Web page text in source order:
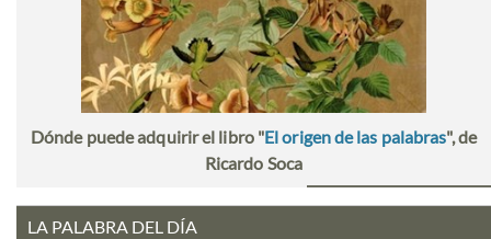
Dónde puede adquirir el libro "El origen de las palabras", de
Ricardo Soca
LA PALABRA DEL DÍA